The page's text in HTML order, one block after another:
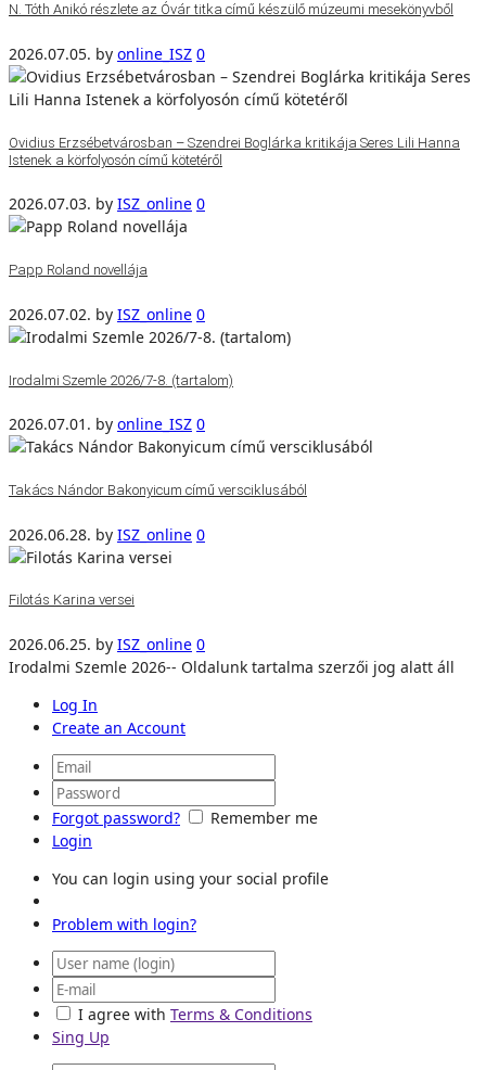
N. Tóth Anikó részlete az Óvár titka című készülő múzeumi mesekönyvből
2026.07.05. by online_ISZ 0
Ovidius Erzsébetvárosban – Szendrei Boglárka kritikája Seres Lili Hanna
Istenek a körfolyosón című kötetéről
2026.07.03. by ISZ_online 0
Papp Roland novellája
2026.07.02. by ISZ_online 0
Irodalmi Szemle 2026/7-8. (tartalom)
2026.07.01. by online_ISZ 0
Takács Nándor Bakonyicum című versciklusából
2026.06.28. by ISZ_online 0
Filotás Karina versei
2026.06.25. by ISZ_online 0
Irodalmi Szemle 2026-- Oldalunk tartalma szerzői jog alatt áll
Log In
Create an Account
Forgot password?
Remember me
Login
You can login using your social profile
Problem with login?
I agree with Terms & Conditions
Sing Up